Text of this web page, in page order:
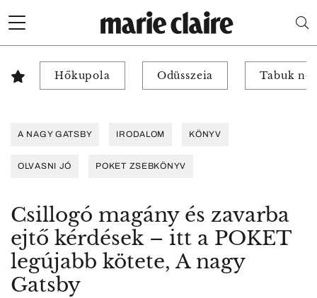
Hőkupola Odüsszeia Tabuk
A NAGY GATSBY IRODALOM KÖNYV
OLVASNI JÓ POKET ZSEBKÖNYV
Csillogó magány és zavarba
ejtő kérdések – itt a POKET
legújabb kötete, A nagy
Gatsby